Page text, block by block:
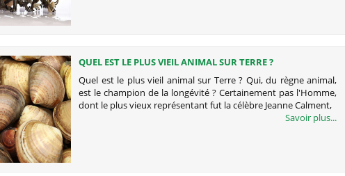
QUEL EST LE PLUS VIEIL ANIMAL SUR TERRE ?
Quel est le plus vieil animal sur Terre ? Qui, du règne animal,
est le champion de la longévité ? Certainement pas l'Homme,
dont le plus vieux représentant fut la célèbre Jeanne Calment,
Savoir plus...